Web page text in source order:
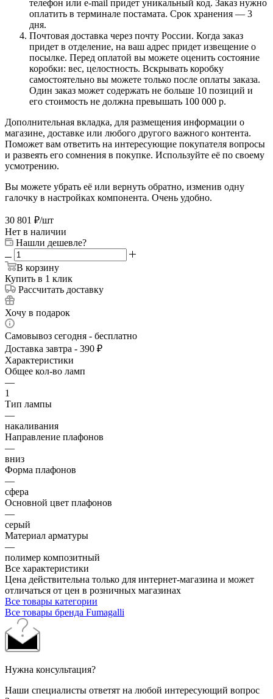
телефон или e-mail придет уникальный код. Заказ нужно
оплатить в терминале постамата. Срок хранения — 3
дня.
Почтовая доставка через почту России. Когда заказ
придет в отделение, на ваш адрес придет извещение о
посылке. Перед оплатой вы можете оценить состояние
коробки: вес, целостность. Вскрывать коробку
самостоятельно вы можете только после оплаты заказа.
Один заказ может содержать не больше 10 позиций и
его стоимость не должна превышать 100 000 р.
Дополнительная вкладка, для размещения информации о
магазине, доставке или любого другого важного контента.
Поможет вам ответить на интересующие покупателя вопросы
и развеять его сомнения в покупке. Используйте её по своему
усмотрению.
Вы можете убрать её или вернуть обратно, изменив одну
галочку в настройках компонента. Очень удобно.
30 801 ₽/шт
Нет в наличии
Нашли дешевле?
В корзину
Купить в 1 клик
Рассчитать доставку
Хочу в подарок
Самовывоз сегодня - бесплатно
Доставка завтра - 390 ₽
Характеристики
Общее кол-во ламп
—
1
Тип лампы
—
накаливания
Направление плафонов
—
вниз
Форма плафонов
—
сфера
Основной цвет плафонов
—
серый
Материал арматуры
—
полимер композитный
Все характеристики
Цена действительна только для интернет-магазина и может
отличаться от цен в розничных магазинах
Все товары категории
Все товары бренда Fumagalli
Нужна консультация?
Наши специалисты ответят на любой интересующий вопрос